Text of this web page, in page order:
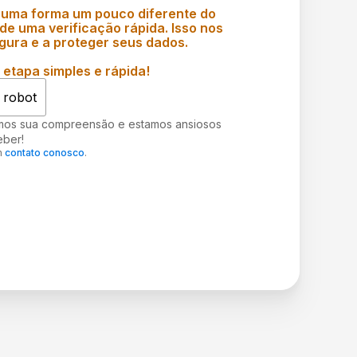
forma um pouco diferente do
uma verificação rápida. Isso nos
e a proteger seus dados.
simples e rápida!
robot
sua compreensão e estamos ansiosos
contato conosco.